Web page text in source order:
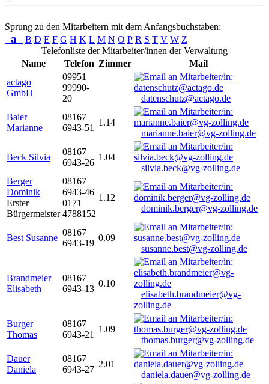
Sprung zu den Mitarbeitern mit dem Anfangsbuchstaben:
a B D E F G H K L M N O P R S T V W Z
Telefonliste der Mitarbeiter/innen der Verwaltung
Name
Telefon Zimmer
Mail
actago
GmbH
09951
99990-
20
datenschutz@actago.de
Baier
Marianne
08167
6943-51
1.14
marianne.baier@vg-zolling.de
Beck Silvia
08167
6943-26
1.04
silvia.beck@vg-zolling.de
Berger
Dominik
Erster
Bürgermeister
08167
6943-46
0171
4788152
1.12
dominik.berger@vg-zolling.de
Best Susanne
08167
6943-19
0.09
susanne.best@vg-zolling.de
Brandmeier
Elisabeth
08167
6943-13
0.10
elisabeth.brandmeier@vg-
zolling.de
Burger
Thomas
08167
6943-21
1.09
thomas.burger@vg-zolling.de
Dauer
Daniela
08167
6943-27
2.01
daniela.dauer@vg-zolling.de